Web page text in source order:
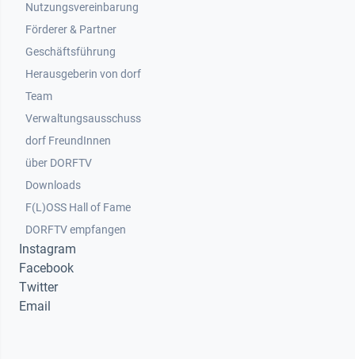
Nutzungsvereinbarung
Footer 2
Förderer & Partner
Geschäftsführung
Herausgeberin von dorf
Team
Verwaltungsausschuss
dorf FreundInnen
Footer 3
über DORFTV
Downloads
F(L)OSS Hall of Fame
Footer 4
DORFTV empfangen
Instagram
Facebook
Twitter
Email